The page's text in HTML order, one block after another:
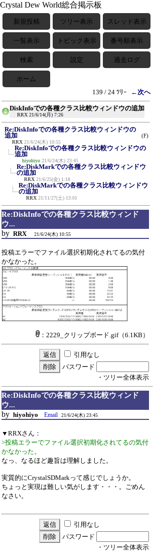
Crystal Dew World総合掲示板
新規投稿 ツリー表示 スレッド表示
一覧表示 トピック表示 番号順表示
検索 設定 過去ログ
ホーム
139 / 24 ﾂﾘｰ
←次へ
DiskInfoでの各種クラス比較ウィンドウの追加
RRX 21/6/14(月) 7:26
Re:DiskInfoでの各種クラス比較ウィンドウの
追加
RRX 21/6/24(木) 10:55
(F)
Re:DiskInfoでの各種クラス比較ウィンドウの
追加
hiyohiyo 21/6/24(木) 23:45
Re:DiskMarkでの各種クラス比較ウィンドウ
の追加
RRX 21/6/25(金) 1:18
Re:DiskMarkでの各種クラス比較ウィンドウ
の追加
RRX 21/11/27(土) 13:01
Re:DiskInfoでの各種クラス比較ウィンド
ウ...
by RRX 21/6/24(木) 10:55
投稿エラーでファイル選択初期化されてるの気付
かなかった。
：2229_クリップボード.gif（6.1KB）
引用なし
パスワード
・ツリー全体表示
Re:DiskInfoでの各種クラス比較ウィンド
ウ...
by hiyohiyo Email 21/6/24(木) 23:45
▼RRXさん：
>投稿エラーでファイル選択初期化されてるの気付
かなかった。
なっ、なるほど趣旨は理解しました。
実質的にCrystalSDMarkって感じでしょうか。
ちょっと実現は難しい気がします・・・。ごめん
なさい。
引用なし
パスワード
・ツリー全体表示